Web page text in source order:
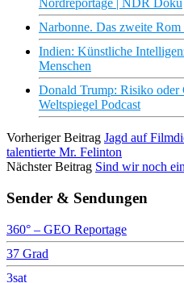
Nordreportage | NDR Doku
Narbonne. Das zweite
Indien: Künstliche
Menschen
Donald Trump: Risiko oder
Weltspiegel Podcast
Vorheriger Beitrag Jagd auf
talentierte Mr. Felinton
Nächster Beitrag Sind wir noch
Sender & Sendungen
360° – GEO Reportage
37 Grad
3sat